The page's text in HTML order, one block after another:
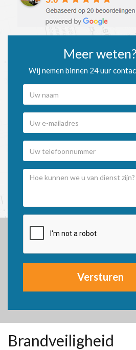
Meer weten?
Wij nemen binnen 24 uur
Versturen
Brandveiligheid